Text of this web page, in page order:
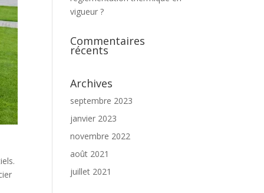
vigueur ?
Commentaires
récents
Archives
septembre 2023
janvier 2023
novembre 2022
août 2021
juillet 2021